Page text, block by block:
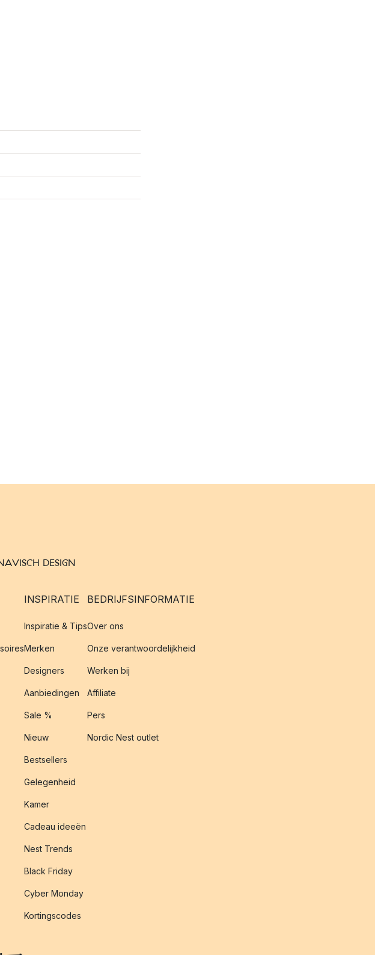
DESIGN
INSPIRATIE
Inspiratie & Tips
Merken
Designers
Aanbiedingen
Sale %
Nieuw
Bestsellers
Gelegenheid
Kamer
Cadeau ideeën
Nest Trends
Black Friday
Cyber Monday
Kortingscodes
BEDRIJFSINFORMATIE
Over ons
Onze verantwoordelijkheid
Werken bij
Affiliate
Pers
Nordic Nest outlet